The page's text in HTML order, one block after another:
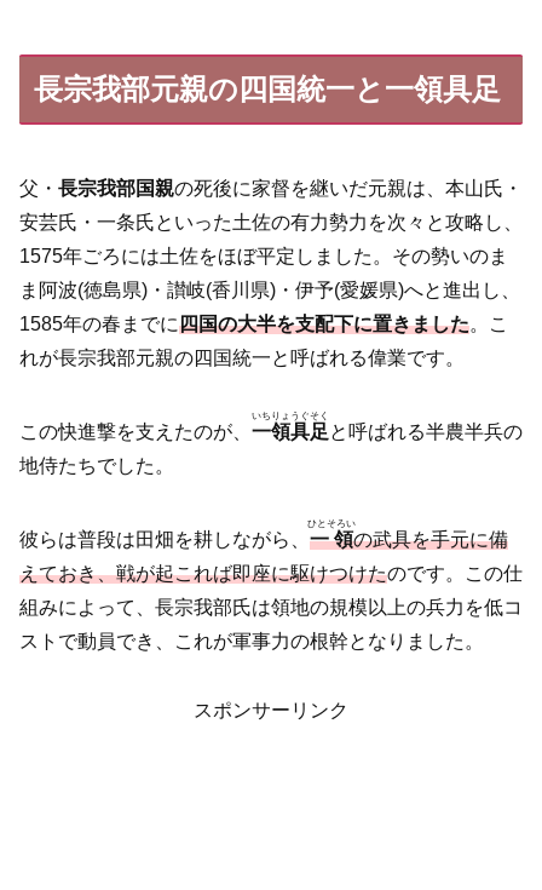
長宗我部元親の四国統一と一領具足
父・ 長宗我部国親の死後に家督を継いだ元親は、本山氏・
安芸氏・一条氏といった土佐の有力勢力を次々と攻略し、
1575年ごろには土佐をほぼ平定しました。その勢いのま
ま阿波(徳島県)・讃岐(香川県)・伊予(愛媛県)へと進出し、
1585年の春までに四国の大半を支配下に置きました。こ
れが長宗我部元親の四国統一と呼ばれる偉業です。
この快進撃を支えたのが、 一領具足
いちりょうぐそく
と呼ばれる半農半兵の
地侍たちでした。
彼らは普段は田畑を耕しながら、 一領
ひとそろい
の武具を手元に備
えておき、戦が起これば即座に駆けつけたのです。この仕
組みによって、長宗我部氏は領地の規模以上の兵力を低コ
ストで動員でき、これが軍事力の根幹となりました。
スポンサーリンク